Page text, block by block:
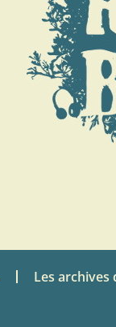
Les archives